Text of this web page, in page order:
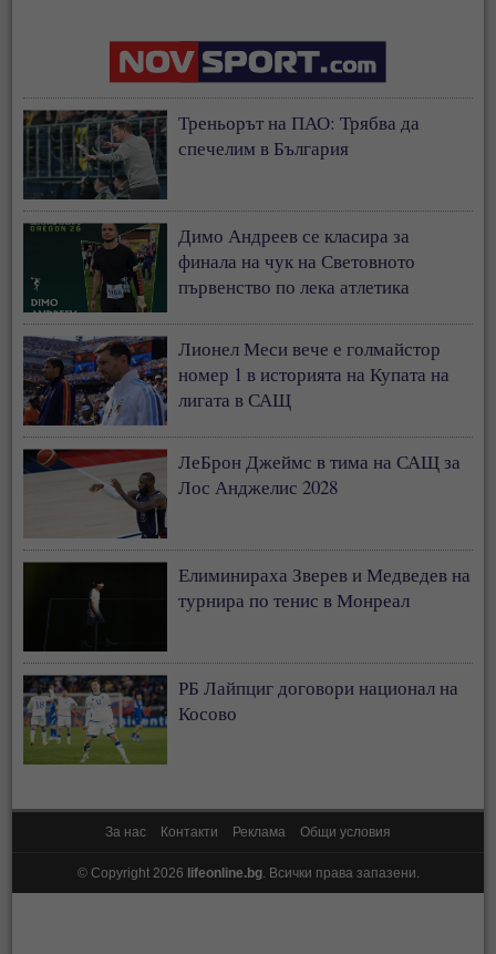
Треньорът на ПАО: Трябва да
спечелим в България
Димо Андреев се класира за
финала на чук на Световното
първенство по лека атлетика
Лионел Меси вече е голмайстор
номер 1 в историята на Купата на
лигата в САЩ
ЛеБрон Джеймс в тима на САЩ за
Лос Анджелис 2028
Елиминираха Зверев и Медведев на
турнира по тенис в Монреал
РБ Лайпциг договори национал на
Косово
За нас Контакти Реклама Общи условия
© Copyright 2026 lifeonline.bg. Всички права запазени.